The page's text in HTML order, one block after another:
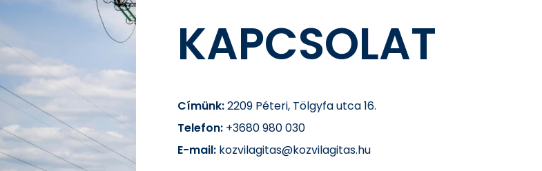
KAPCSOLAT
Címünk:2209 Péteri, Tölgyfa utca 16.
Telefon: +3680 980 030
E-mail: kozvilagitas@kozvilagitas.hu